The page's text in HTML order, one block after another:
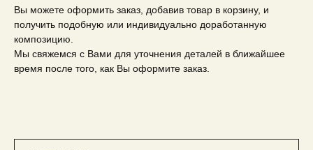
Вы можете оформить заказ, добавив товар в корзину, и
получить подобную или индивидуально доработанную
композицию.
Мы свяжемся с Вами для уточнения деталей в ближайшее
время после того, как Вы оформите заказ.